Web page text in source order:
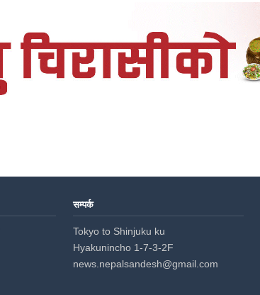
सम्पर्क
Tokyo to Shinjuku ku
Hyakunincho 1-7-3-2F
news.nepalsandesh@gmail.com